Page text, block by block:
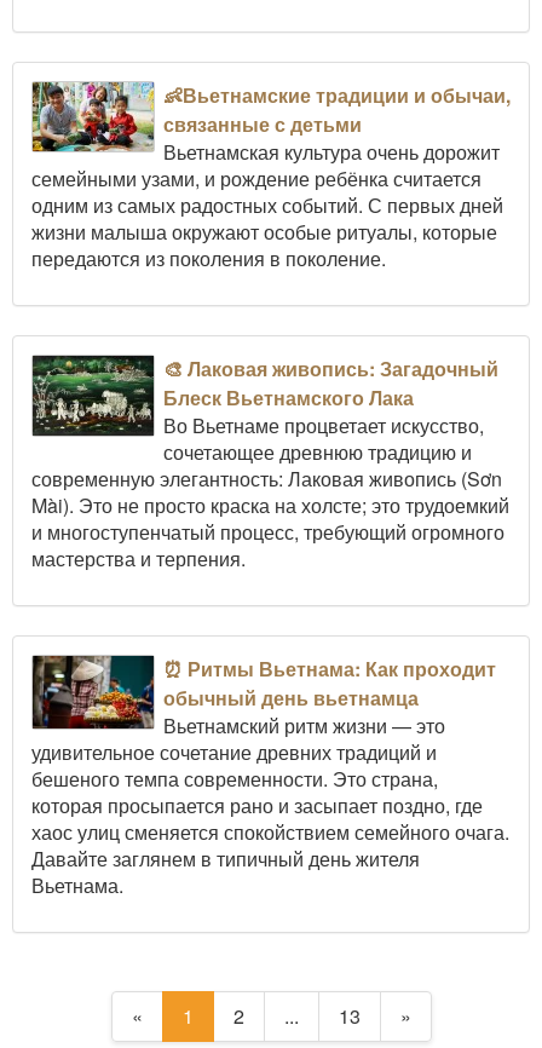
👶Вьетнамские традиции и обычаи,
связанные с детьми
Вьетнамская культура очень дорожит
семейными узами, и рождение ребёнка считается
одним из самых радостных событий. С первых дней
жизни малыша окружают особые ритуалы, которые
передаются из поколения в поколение.
🎨 Лаковая живопись: Загадочный
Блеск Вьетнамского Лака
Во Вьетнаме процветает искусство,
сочетающее древнюю традицию и
современную элегантность: Лаковая живопись (Sơn
Mài). Это не просто краска на холсте; это трудоемкий
и многоступенчатый процесс, требующий огромного
мастерства и терпения.
⏰ Ритмы Вьетнама: Как проходит
обычный день вьетнамца
Вьетнамский ритм жизни — это
удивительное сочетание древних традиций и
бешеного темпа современности. Это страна,
которая просыпается рано и засыпает поздно, где
хаос улиц сменяется спокойствием семейного очага.
Давайте заглянем в типичный день жителя
Вьетнама.
« 1 2 ... 13 »